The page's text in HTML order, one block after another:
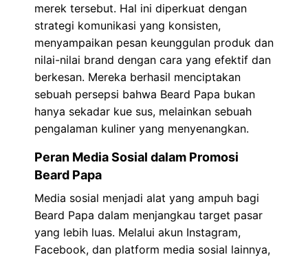
merek tersebut. Hal ini diperkuat dengan
strategi komunikasi yang konsisten,
menyampaikan pesan keunggulan produk dan
nilai-nilai brand dengan cara yang efektif dan
berkesan. Mereka berhasil menciptakan
sebuah persepsi bahwa Beard Papa bukan
hanya sekadar kue sus, melainkan sebuah
pengalaman kuliner yang menyenangkan.
Peran Media Sosial dalam Promosi
Beard Papa
Media sosial menjadi alat yang ampuh bagi
Beard Papa dalam menjangkau target pasar
yang lebih luas. Melalui akun Instagram,
Facebook, dan platform media sosial lainnya,